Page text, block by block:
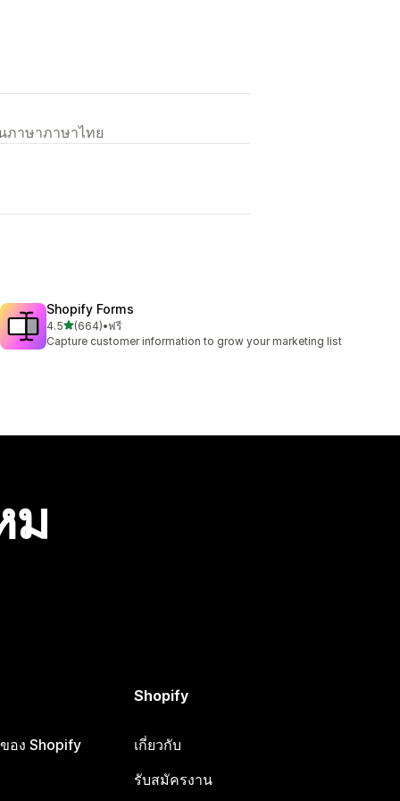
ภาษาภาษาไทย
Shopify Forms
4.5เต็ม 5 ดาว
(664)
ทั้งหมด 664 รีวิว
•ฟรี
Capture customer information to grow your marketing list
ม
อง Shopify
Shopify
เกี่ยวกับ
รับสมัครงาน